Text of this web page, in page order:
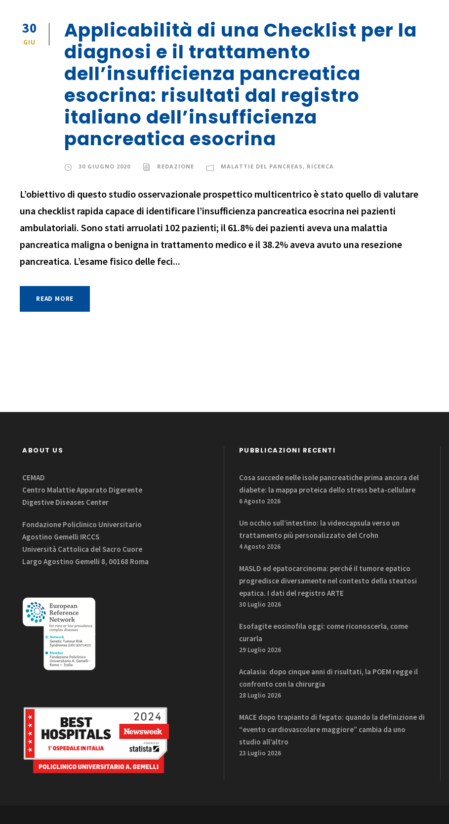
30
GIU
Applicabilità di una Checklist per la
diagnosi e il trattamento
dell’insufficienza pancreatica
esocrina: risultati dal registro
italiano dell’insufficienza
pancreatica esocrina
30 GIUGNO 2020 REDAZIONE MALATTIE DEL PANCREAS, RICERCA
L’obiettivo di questo studio osservazionale prospettico multicentrico è stato quello di valutare
una checklist rapida capace di identificare l’insufficienza pancreatica esocrina nei pazienti
ambulatoriali. Sono stati arruolati 102 pazienti; il 61.8% dei pazienti aveva una malattia
pancreatica maligna o benigna in trattamento medico e il 38.2% aveva avuto una resezione
pancreatica. L’esame fisico delle feci...
READ MORE
ABOUT US
CEMAD
Centro Malattie Apparato Digerente
Digestive Diseases Center
Fondazione Policlinico Universitario
Agostino Gemelli IRCCS
Università Cattolica del Sacro Cuore
Largo Agostino Gemelli 8, 00168 Roma
PUBBLICAZIONI RECENTI
Cosa succede nelle isole pancreatiche prima ancora del
diabete: la mappa proteica dello stress beta-cellulare
6 Agosto 2026
Un occhio sull’intestino: la videocapsula verso un
trattamento più personalizzato del Crohn
4 Agosto 2026
MASLD ed epatocarcinoma: perché il tumore epatico
progredisce diversamente nel contesto della steatosi
epatica. I dati del registro ARTE
30 Luglio 2026
Esofagite eosinofila oggi: come riconoscerla, come
curarla
29 Luglio 2026
Acalasia: dopo cinque anni di risultati, la POEM regge il
confronto con la chirurgia
28 Luglio 2026
MACE dopo trapianto di fegato: quando la definizione di
“evento cardiovascolare maggiore” cambia da uno
studio all’altro
23 Luglio 2026